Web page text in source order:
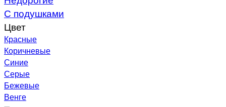
С подушками
Цвет
Красные
Коричневые
Синие
Серые
Бежевые
Венге